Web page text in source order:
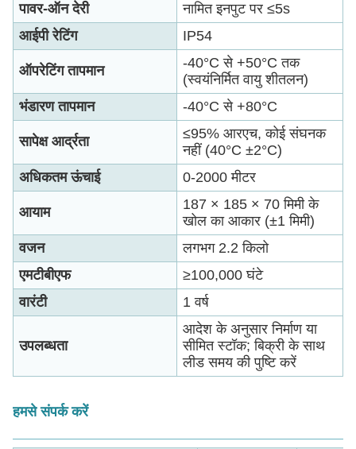
पावर-ऑन देरी
नामित इनपुट पर ≤5s
आईपी रेटिंग
IP54
ऑपरेटिंग तापमान
-40°C से +50°C तक
(स्वयंनिर्मित वायु शीतलन)
भंडारण तापमान
-40°C से +80°C
सापेक्ष आर्द्रता
≤95% आरएच, कोई संघनक
नहीं (40°C ±2°C)
अधिकतम ऊंचाई
0-2000 मीटर
आयाम
187 × 185 × 70 मिमी के
खोल का आकार (±1 मिमी)
वजन
लगभग 2.2 किलो
एमटीबीएफ
≥100,000 घंटे
वारंटी
1 वर्ष
उपलब्धता
आदेश के अनुसार निर्माण या
सीमित स्टॉक; बिक्री के साथ
लीड समय की पुष्टि करें
हमसे संपर्क करें